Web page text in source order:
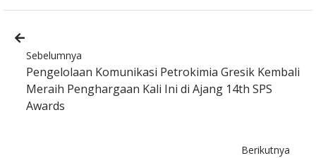
Sebelumnya
Pengelolaan Komunikasi Petrokimia Gresik Kembali
Meraih Penghargaan Kali Ini di Ajang 14th SPS
Awards
Berikutnya